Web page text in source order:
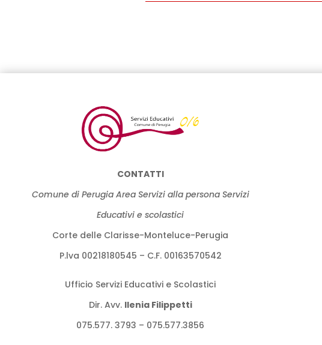
CONTATTI
Comune di Perugia Area Servizi alla persona Servizi
Educativi e scolastici
Corte delle Clarisse-Monteluce-Perugia
P.lva 00218180545 – C.F. 00163570542
Ufficio Servizi Educativi e Scolastici
Dir. Avv. llenia Filippetti
075.577. 3793 – 075.577.3856